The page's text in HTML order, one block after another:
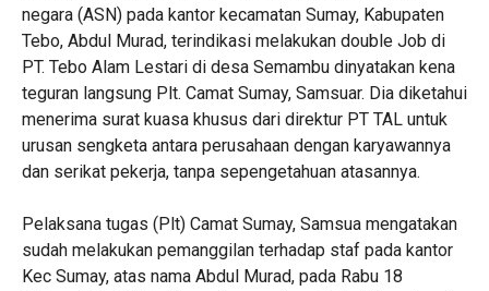
negara (ASN) pada kantor kecamatan Sumay, Kabupaten
Tebo, Abdul Murad, terindikasi melakukan double Job di
PT. Tebo Alam Lestari di desa Semambu dinyatakan kena
teguran langsung Plt. Camat Sumay, Samsuar. Dia diketahui
menerima surat kuasa khusus dari direktur PT TAL untuk
urusan sengketa antara perusahaan dengan karyawannya
dan serikat pekerja, tanpa sepengetahuan atasannya.
Pelaksana tugas (Plt) Camat Sumay, Samsua mengatakan
sudah melakukan pemanggilan terhadap staf pada kantor
Kec Sumay, atas nama Abdul Murad, pada Rabu 18